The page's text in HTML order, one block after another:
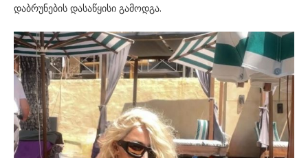
დაბრუნების დასაწყისი გამოდგა.